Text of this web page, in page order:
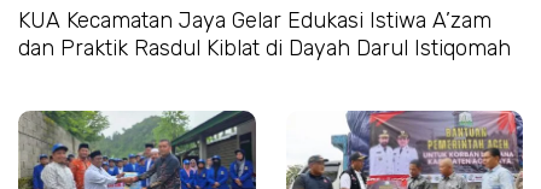
KUA Kecamatan Jaya Gelar Edukasi Istiwa A’zam
dan Praktik Rasdul Kiblat di Dayah Darul Istiqomah